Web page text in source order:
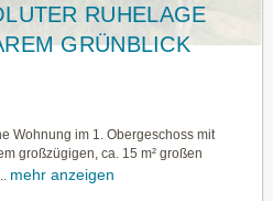
RUHELAGE
GRÜNBLICK
Wohnung im 1. Obergeschoss mit
großzügigen, ca. 15 m² großen
mehr anzeigen